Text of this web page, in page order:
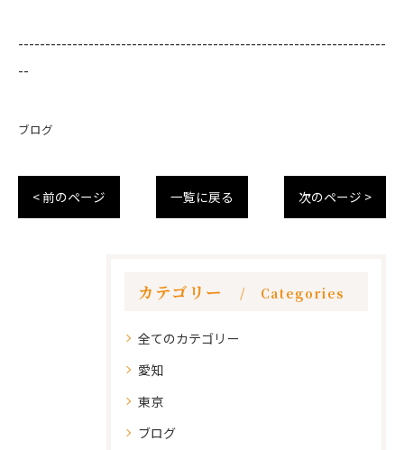
--------------------------------------------------------------------
--
ブログ
< 前のページ 一覧に戻る 次のページ >
カテゴリー Categories
全てのカテゴリー
愛知
東京
ブログ